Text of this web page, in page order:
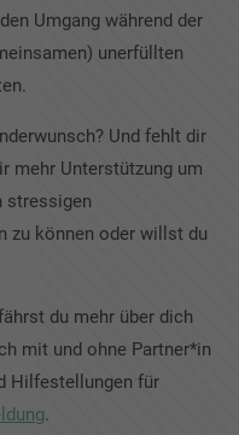
Umgang während der
unerfüllten
Und fehlt dir
mehr Unterstützung um
stressigen
zu können oder willst du
du mehr über dich
mit und ohne Partner*in
Hilfestellungen für
.